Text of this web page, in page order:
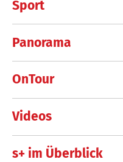
Sport
Panorama
OnTour
Videos
s+ im Überblick